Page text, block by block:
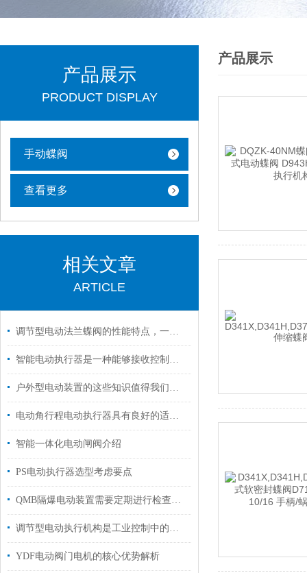
产品展示
PRODUCT DISPLAY
手动蝶阀
查看更多
相关文章
ARTICLE
调节型电动法兰蝶阀的性能特点，一看便知
智能电动执行器是一种能够接收控制信号的设备
户外型电动装置的这些知识值得我们学习
电动角行程电动执行器具有良好的适应性
智能一体化电动闸阀介绍
PS电动执行器选型考虑要点
QMB隔爆电动装置需要定期进行检查和维护
调节型电动执行机构是工业控制中的一个重要环节
YDF电动阀门电机的核心优势解析
产品展示